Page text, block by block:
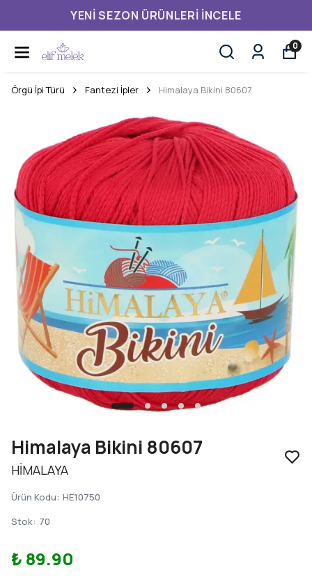
YENI SEZON ÜRÜNLERI İNCELE
0
Örgü İpi Türü Fantezi İpler Himalaya Bikini 80607
Himalaya Bikini 80607
HİMALAYA
Ürün Kodu: HE10750
Stok: 70
₺ 89.90